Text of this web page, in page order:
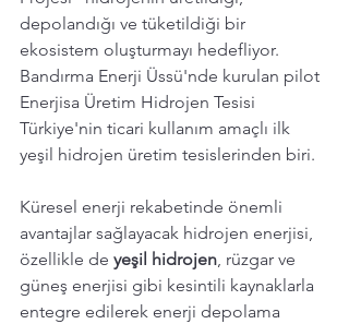
depolandığı ve tüketildiği bir
ekosistem oluşturmayı hedefliyor.
Bandırma Enerji Üssü'nde kurulan pilot
Enerjisa Üretim Hidrojen Tesisi
Türkiye'nin ticari kullanım amaçlı ilk
yeşil hidrojen üretim tesislerinden biri.
Küresel enerji rekabetinde önemli
avantajlar sağlayacak hidrojen enerjisi,
özellikle de yeşil hidrojen, rüzgar ve
güneş enerjisi gibi kesintili kaynaklarla
entegre edilerek enerji depolama